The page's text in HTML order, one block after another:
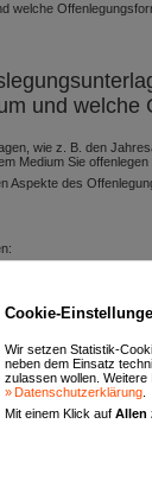
welche
und welche
wie z. B. den
Medium Sie
Aspekte des
je nach
im
die vor
übermittelt
:
31.12.2021:
seit 2012,
Cookie-
Wir setzen Statistik-
neben dem Einsatz
zulassen wollen. Weitere
Datenschutzerklärung
Mit einem Klick auf Allen